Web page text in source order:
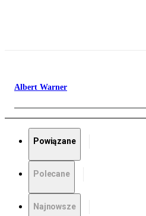
Albert Warner
Powiązane
Polecane
Najnowsze